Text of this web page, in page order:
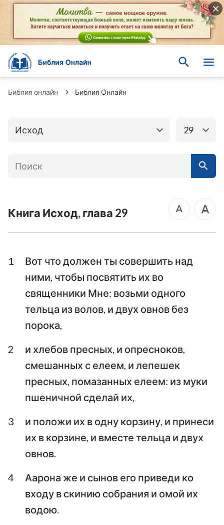
Библия онлайн Библия Онлайн
Исход
Книги Ветхого
завета
Бытие Исход
Второзаконие Иисус Навин
Есфирь Иов
Псалтирь Притчи
Екклесиаст Песни Песней
Исаия
Плач Иеремии Иезекииль
Даниил Осия
Иоиль Амос
Авдия Иона
Михей Наум
Захария
Малахия
29
Книга Исход, глава 29
1
Вот что должен ты совершить над
ними, чтобы посвятить их во
священники Мне: возьми одного
тельца из волов, и двух овнов без
порока,
2
и хлебов пресных, и опресноков,
смешанных с елеем, и лепешек
пресных, помазанных елеем: из муки
пшеничной сделай их,
3
и положи их в одну корзину, и принеси
их в корзине, и вместе тельца и двух
овнов.
4
Аарона же и сынов его приведи ко
входу в скинию собрания и омой их
водою.